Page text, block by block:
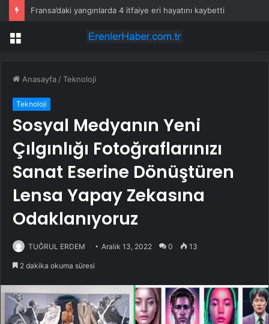
Fransa’daki yangınlarda 4 itfaiye eri hayatını kaybetti
Menü
Anasayfa /Teknoloji
Teknoloji
Sosyal Medyanın Yeni
Çılgınlığı Fotoğraflarınızı
Sanat Eserine Dönüştüren
Lensa Yapay Zekasına
Odaklanıyoruz
TUĞRUL ERDEM Aralık 13, 2022 0 13
2 dakika okuma süresi